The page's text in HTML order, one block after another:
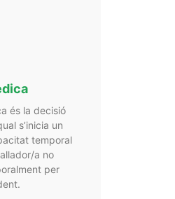
és la decisió
s’inicia un
temporal
a no
per